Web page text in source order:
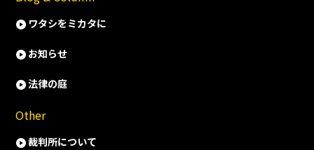
ワタシをミカタに
お知らせ
法律の庭
Other
裁判所について